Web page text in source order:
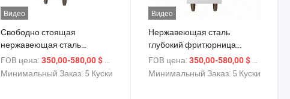
Видео
Свободно стоящая
нержавеющая сталь
фритюрница для чипсов и
пончиков
FOB цена: 350,00-580,00 $
Минимальный Заказ: 5 Куски
Видео
Нержавеющая сталь
глубокий фритюрница
чипсы арахис фритюрница
FOB цена: 350,00-580,00 $
Минимальный Заказ: 5 Куски